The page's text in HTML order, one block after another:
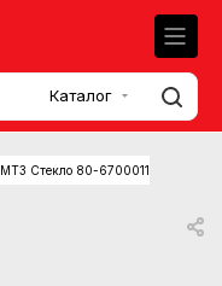
Каталог
МТЗ Стекло 80-6700011-02